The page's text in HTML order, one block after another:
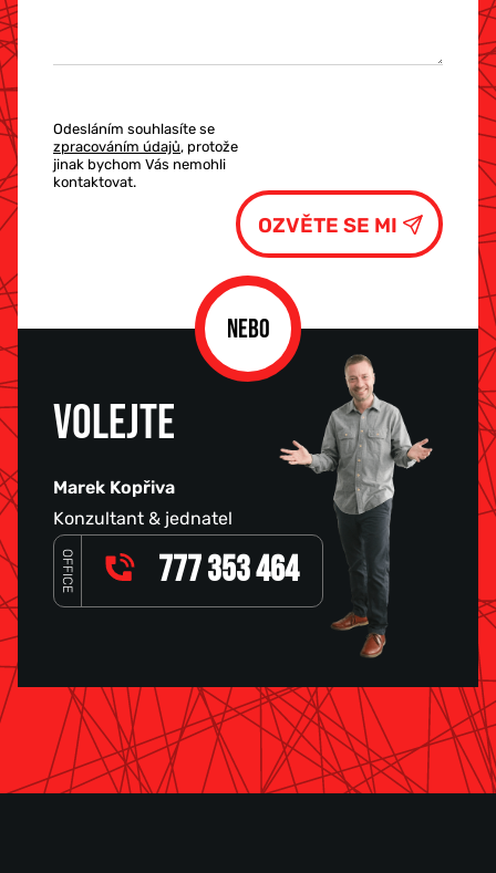
Odesláním souhlasíte se
zpracováním údajů, protože
jinak bychom Vás nemohli
kontaktovat.
NEBO
VOLEJTE
Marek Kopřiva
Konzultant & jednatel
OFFICE 777 353 464